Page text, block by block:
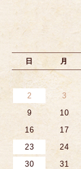
日 月
2
3
9
10
16
17
23
24
30
31